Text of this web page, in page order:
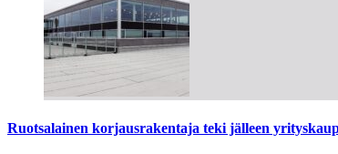
Ruotsalainen korjausrakentaja teki jälleen